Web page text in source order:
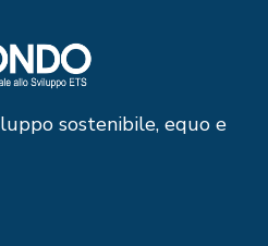
sostenibile, equo e